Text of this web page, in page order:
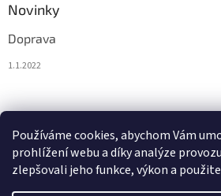
Používáme cookies, abychom Vám
prohlížení webu a díky analýze
zlepšovali jeho funkce, výkon a
Novinky
Doprava
1.1.2022
0KS /0 KČ